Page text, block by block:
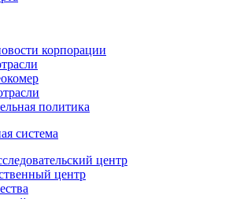
корпорации
политика
система
центр
центр